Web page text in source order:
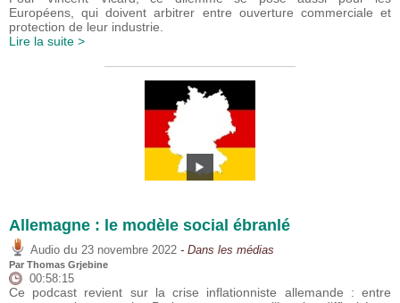
Européens, qui doivent arbitrer entre ouverture commerciale et
protection de leur industrie.
Lire la suite >
Allemagne : le modèle social ébranlé
Audio du 23 novembre 2022 - Dans les médias
Par Thomas Grjebine
00:58:15
Ce podcast revient sur la crise inflationniste allemande : entre